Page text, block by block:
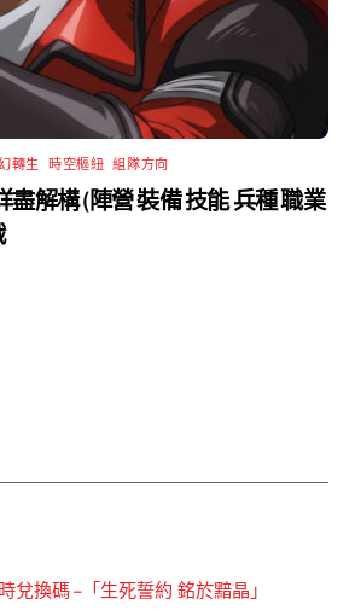
轉生 時空樞紐 ,組隊方向
盡解構 (陣營 裝備 技能 兵種 職業
兌換碼 –「生死誓約 銘於黯晶」